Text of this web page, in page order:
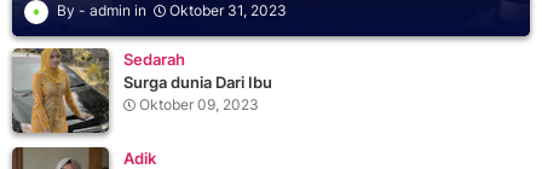
admin Oktober 31, 2023
Sedarah
Surga dunia Dari Ibu
Oktober 09, 2023
Adik